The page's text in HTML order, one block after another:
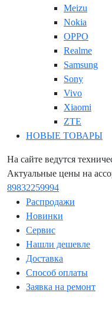
Meizu
Nokia
OPPO
Realme
Samsung
Sony
Vivo
Xiaomi
ZTE
НОВЫЕ ТОВАРЫ
На сайте ведутся
Актуальные цены на
89832259994
Распродажи
Новинки
Сервис
Нашли дешевле
Доставка
Способ оплаты
Заявка на ремонт